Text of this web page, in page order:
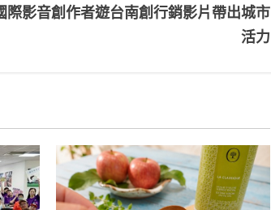
際影音創作者遊台南創行銷影片帶出城市
活力